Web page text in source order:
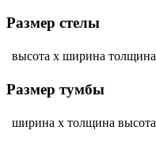
Размер стелы
высота х ширина толщина
Размер тумбы
ширина х толщина высота